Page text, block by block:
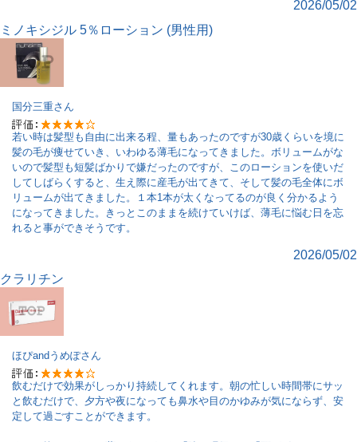
2026/05/02
ミノキシジル 5％ローション (男性用)
国分三重さん
若い時は髪型も自由に出来る程、量もあったのですが30歳くらいを境に
髪の毛が痩せていき、いわゆる薄毛になってきました。ボリュームがな
いので髪型も短髪ばかりで嫌だったのですが、このローションを使いだ
してしばらくすると、生え際に産毛が出てきて、そして髪の毛全体にボ
リュームが出てきました。１本1本が太くなってるのが良く分かるよう
になってきました。きっとこのままを続けていけば、薄毛に悩む日を忘
れると事ができそうです。
2026/05/02
クラリチン
ほぴandうめぽさん
飲むだけで効果がしっかり持続してくれます。朝の忙しい時間帯にサッ
と飲むだけで、夕方や夜になっても鼻水や目のかゆみが気にならず、安
定して過ごすことができます。